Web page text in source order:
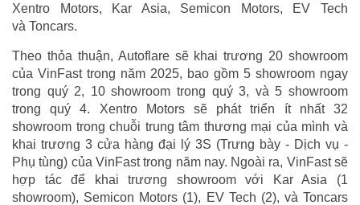
Xentro Motors, Kar Asia, Semicon Motors, EV Tech
và Toncars.
Theo thỏa thuận, Autoflare sẽ khai trương 20 showroom
của VinFast trong năm 2025, bao gồm 5 showroom ngay
trong quý 2, 10 showroom trong quý 3, và 5 showroom
trong quý 4. Xentro Motors sẽ phát triển ít nhất 32
showroom trong chuỗi trung tâm thương mại của mình và
khai trương 3 cửa hàng đại lý 3S (Trưng bày - Dịch vụ -
Phụ tùng) của VinFast trong năm nay. Ngoài ra, VinFast sẽ
hợp tác để khai trương showroom với Kar Asia (1
showroom), Semicon Motors (1), EV Tech (2), và Toncars